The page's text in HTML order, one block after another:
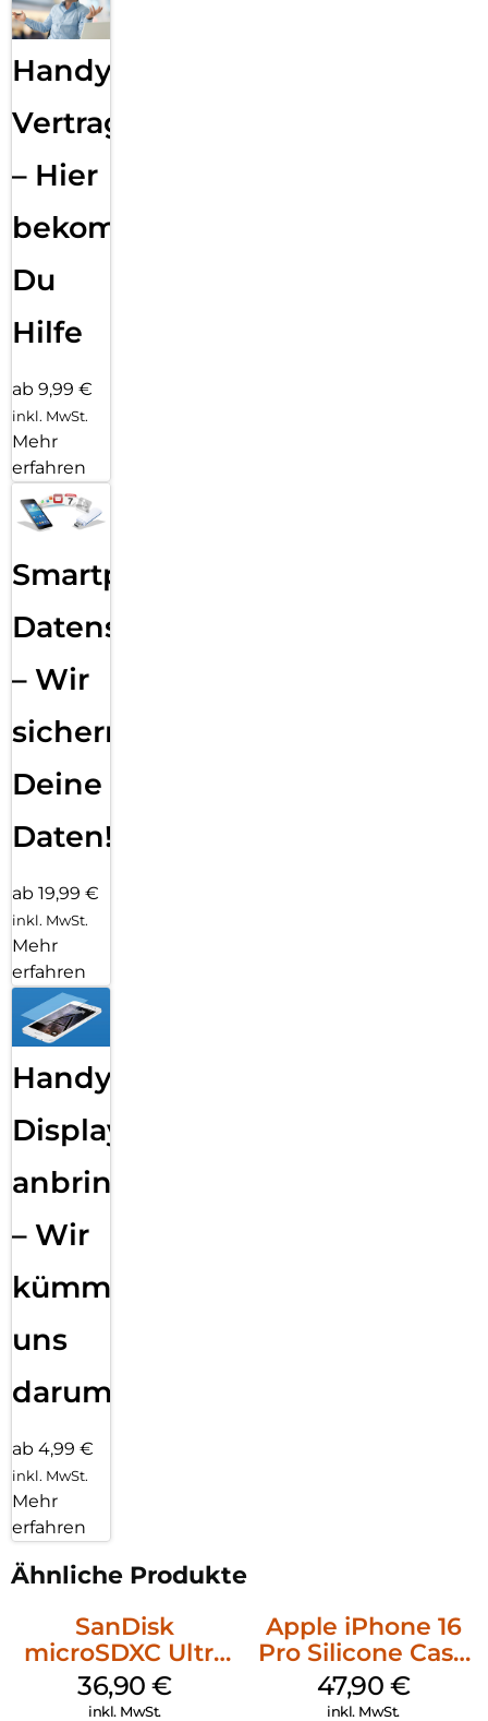
Handy
Vertragsabwicklung
– Hier
bekommst
Du
Hilfe
ab 9,99 €
inkl. MwSt.
Mehr
erfahren
Smartphone
Datensicherung
– Wir
sichern
Deine
Daten!
ab 19,99 €
inkl. MwSt.
Mehr
erfahren
Handy
Displayfolie
anbringen
– Wir
kümmern
uns
darum!
ab 4,99 €
inkl. MwSt.
Mehr
erfahren
Ähnliche Produkte
SanDisk
microSDXC Ultra
128 GB + Adapter
Mobile
36,90€
inkl. MwSt.
Apple iPhone 16
Pro Silicone Case
MagSafe Denim
47,90 €
inkl. MwSt.